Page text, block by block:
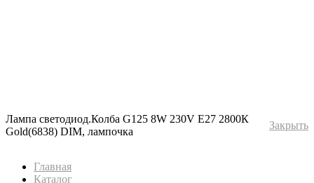
Лампа светодиод.Колба G125 8W 230V E27 2800К
Gold(6838) DIM, лампочка
Закрыть
Главная
Каталог